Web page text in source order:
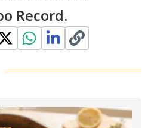
Record.